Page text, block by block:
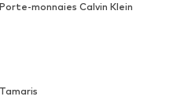
Porte-monnaies Calvin Klein
Tamaris